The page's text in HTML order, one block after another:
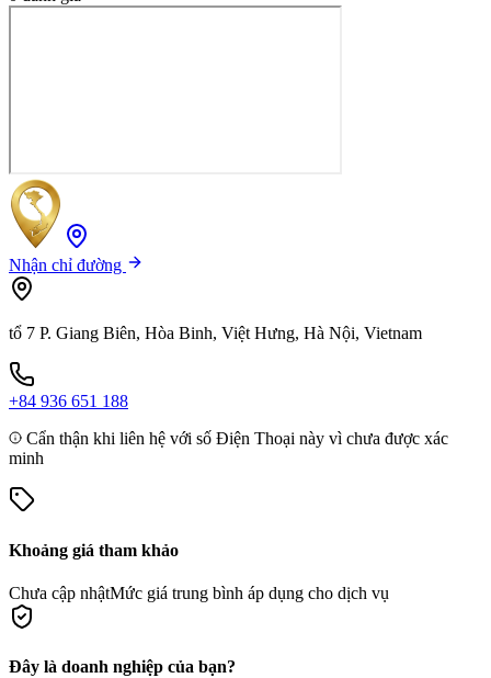
Nhận chỉ đường
tổ 7 P. Giang Biên, Hòa Binh, Việt Hưng, Hà Nội, Vietnam
+84 936 651 188
Cẩn thận khi liên hệ với số Điện Thoại này vì chưa được xác
minh
Khoảng giá tham khảo
Chưa cập nhậtMức giá trung bình áp dụng cho dịch vụ
Đây là doanh nghiệp của bạn?